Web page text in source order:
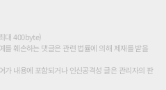
대 400byte)
를 훼손하는 댓글은 관련 법률에 의해 제재를 받을
가 내용에 포함되거나 인신공격성 글은 관리자의 판